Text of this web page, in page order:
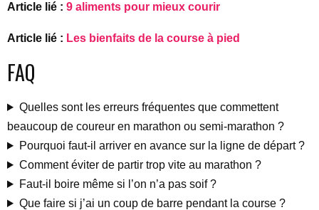
Article lié : 9 aliments pour mieux courir
Article lié : Les bienfaits de la course à pied
FAQ
Quelles sont les erreurs fréquentes que commettent
beaucoup de coureur en marathon ou semi-marathon ?
Pourquoi faut-il arriver en avance sur la ligne de départ ?
Comment éviter de partir trop vite au marathon ?
Faut-il boire même si l’on n’a pas soif ?
Que faire si j’ai un coup de barre pendant la course ?